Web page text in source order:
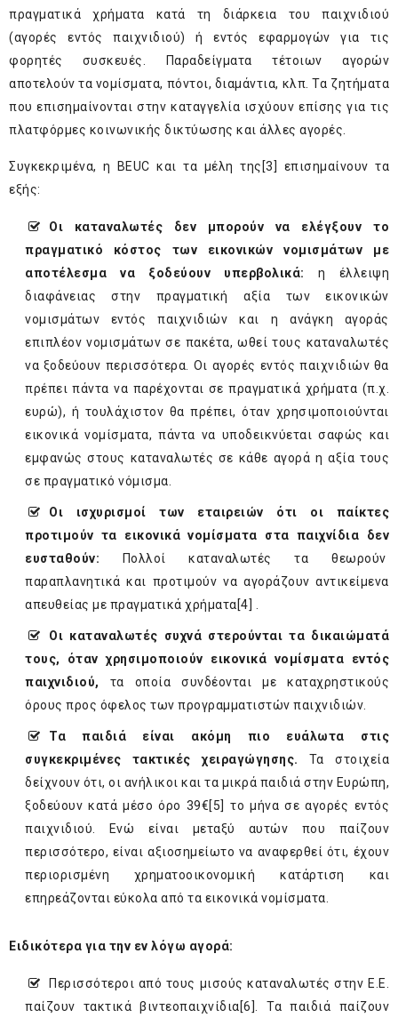
πραγματικά χρήματα κατά τη διάρκεια του παιχνιδιού
(αγορές εντός παιχνιδιού) ή εντός εφαρμογών για τις
φορητές συσκευές. Παραδείγματα τέτοιων αγορών
αποτελούν τα νομίσματα, πόντοι, διαμάντια, κλπ. Τα ζητήματα
που επισημαίνονται στην καταγγελία ισχύουν επίσης για τις
πλατφόρμες κοινωνικής δικτύωσης και άλλες αγορές.
Συγκεκριμένα, η BEUC και τα μέλη της [3]
επισημαίνουν τα
εξής:
Οι καταναλωτές δεν μπορούν να ελέγξουν το
πραγματικό κόστος των εικονικών νομισμάτων με
αποτέλεσμα να ξοδεύουν υπερβολικά: η έλλειψη
διαφάνειας στην πραγματική αξία των εικονικών
νομισμάτων εντός παιχνιδιών και η ανάγκη αγοράς
επιπλέον νομισμάτων σε πακέτα, ωθεί τους καταναλωτές
να ξοδεύουν περισσότερα. Οι αγορές εντός παιχνιδιών θα
πρέπει πάντα να παρέχονται σε πραγματικά χρήματα (π.χ.
ευρώ), ή τουλάχιστον θα πρέπει, όταν χρησιμοποιούνται
εικονικά νομίσματα, πάντα να υποδεικνύεται σαφώς και
εμφανώς στους καταναλωτές σε κάθε αγορά η αξία τους
σε πραγματικό νόμισμα.
Οι ισχυρισμοί των εταιρειών ότι οι παίκτες
προτιμούν τα εικονικά νομίσματα στα παιχνίδια δεν
ευσταθούν:
Πολλοί καταναλωτές τα θεωρούν
παραπλανητικά και προτιμούν να αγοράζουν αντικείμενα
απευθείας με πραγματικά χρήματα[4] .
Οι καταναλωτές συχνά στερούνται τα δικαιώματά
τους, όταν χρησιμοποιούν εικονικά νομίσματα εντός
παιχνιδιού, τα οποία συνδέονται με καταχρηστικούς
όρους προς όφελος των προγραμματιστών παιχνιδιών.
Τα παιδιά είναι ακόμη πιο ευάλωτα στις
συγκεκριμένες τακτικές χειραγώγησης. Τα στοιχεία
δείχνουν ότι, οι ανήλικοι και τα μικρά παιδιά στην Ευρώπη,
ξοδεύουν κατά μέσο όρο 39€[5] το μήνα σε αγορές εντός
παιχνιδιού. Ενώ είναι μεταξύ αυτών που παίζουν
περισσότερο, είναι αξιοσημείωτο να αναφερθεί ότι, έχουν
περιορισμένη χρηματοοικονομική κατάρτιση και
επηρεάζονται εύκολα από τα εικονικά νομίσματα.
Ειδικότερα για την εν λόγω αγορά:
Περισσότεροι από τους μισούς καταναλωτές στην Ε.Ε.
παίζουν τακτικά βιντεοπαιχνίδια[6]. Τα παιδιά παίζουν